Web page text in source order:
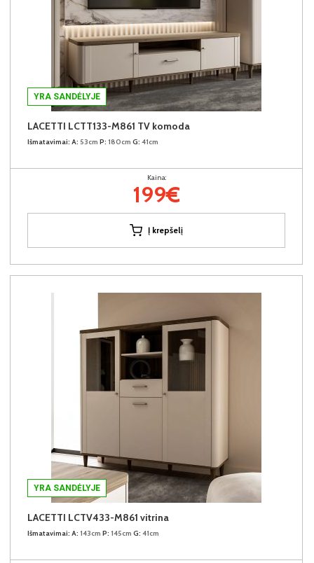
YRA SANDĖLYJE
LACETTI LCTT133-M861 TV komoda
Išmatavimai: A: 53cm P: 180cm G: 41cm
Kaina:
199€
Į krepšelį
YRA SANDĖLYJE
LACETTI LCTV433-M861 vitrina
Išmatavimai: A: 143cm P: 145cm G: 41cm